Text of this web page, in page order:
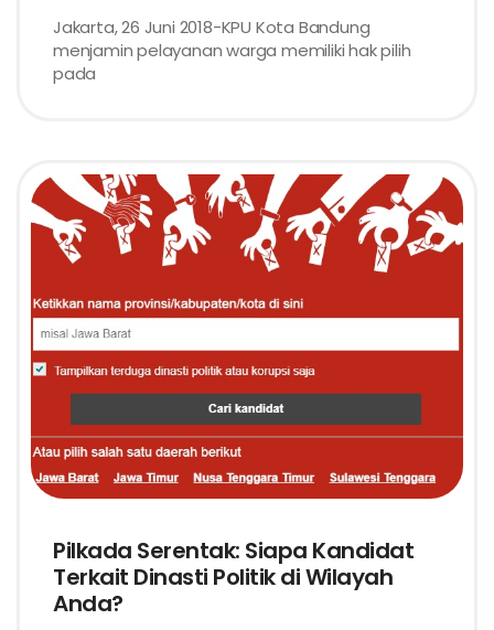
Jakarta, 26 Juni 2018-KPU Kota Bandung
menjamin pelayanan warga memiliki hak pilih
pada
Pilkada Serentak: Siapa Kandidat
Terkait Dinasti Politik di Wilayah
Anda?